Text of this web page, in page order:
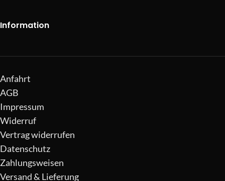
Information
Anfahrt
AGB
Impressum
Widerruf
Vertrag widerrufen
Datenschutz
Zahlungsweisen
Versand & Lieferung